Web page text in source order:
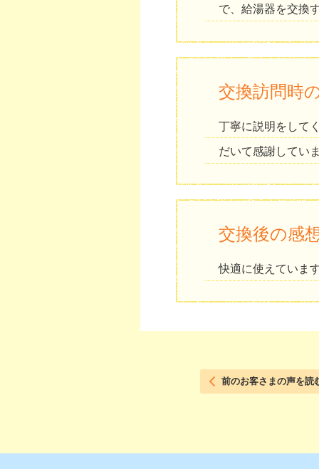
で、給湯器を交換
交換訪問時
丁寧に説明をして
だいて感謝してい
交換後の感
快適に使えていま
前のお客さまの声を読